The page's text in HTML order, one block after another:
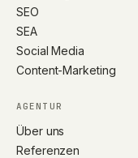
SEO
SEA
Social Media
Content-Marketing
AGENTUR
Über uns
Referenzen